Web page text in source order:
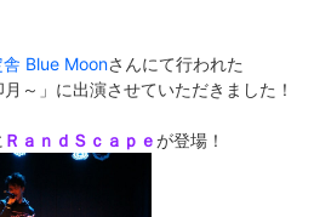
Blue Moonさんにて行われた
月～」に出演させていただきました！
ＲａｎｄＳｃａｐｅが登場！